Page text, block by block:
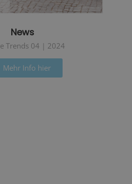
News
Trends 04 | 2024
Mehr Info hier